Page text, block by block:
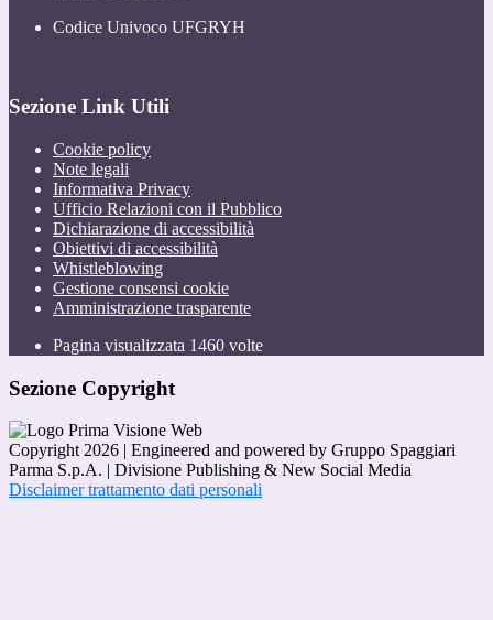
Codice Univoco UFGRYH
Sezione Link Utili
Cookie policy
Note legali
Informativa Privacy
Ufficio Relazioni con il Pubblico
Dichiarazione di accessibilità
Obiettivi di accessibilità
Whistleblowing
Gestione consensi cookie
Amministrazione trasparente
Pagina visualizzata 1460 volte
Sezione Copyright
Copyright 2026 | Engineered and powered by Gruppo Spaggiari
Parma S.p.A. | Divisione Publishing & New Social Media
Disclaimer trattamento dati personali